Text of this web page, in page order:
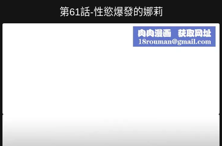
第61話-性慾爆發的娜莉